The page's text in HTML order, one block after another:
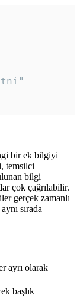
bir ek bilgiyi
temsilci
bilgi
çok çağrılabilir.
gerçek zamanlı
sırada
ayrı olarak
başlık